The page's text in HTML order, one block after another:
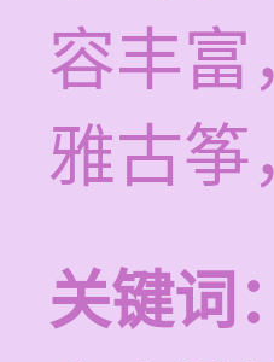
容丰富
雅古筝
关键词：